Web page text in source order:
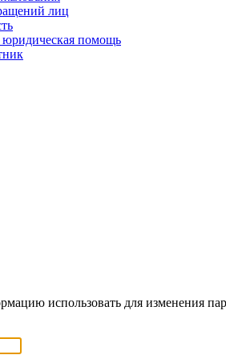
лиц
юридическая помощь
использовать для изменения